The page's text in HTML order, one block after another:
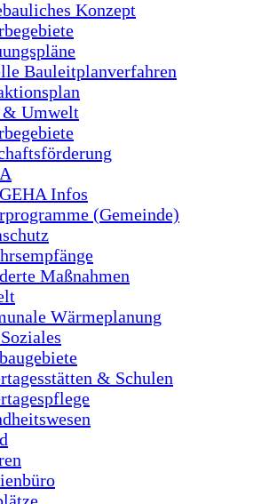
Konzept
Bauleitplanverfahren
Umwelt
Infos
(Gemeinde)
Maßnahmen
Wärmeplanung
& Schulen